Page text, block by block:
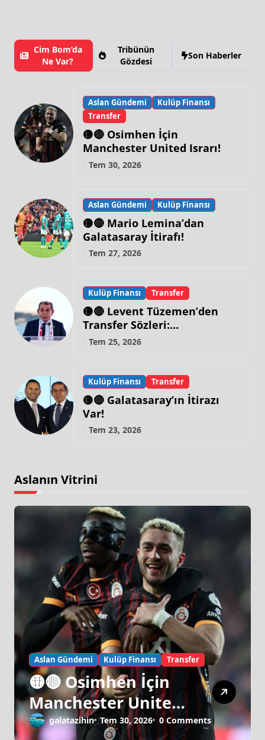
Cim Bom’da
Ne Var?
Tribünün
Gözdesi
Son Haberler
Aslan Gündemi
Kulüp Finansı
Transfer
🟡🔴 Osimhen İçin
Manchester United Israrı!
Tem 30, 2026
Aslan Gündemi Kulüp Finansı
🟡🔴 Mario Lemina’dan
Galatasaray İtirafı!
Tem 27, 2026
Kulüp Finansı Transfer
🟡🔴 Levent Tüzemen’den
Transfer Sözleri:
“Galatasaray’ın Zirve
Tem 25, 2026
Kulüp Finansı Transfer
🟡🔴 Galatasaray’ın İtirazı
Var!
Tem 23, 2026
Aslanın Vitrini
Aslan Gündemi Kulüp Finansı Transfer
🟡🔴 Osimhen İçin
Manchester United
Israrı!
galatazihin Tem 30, 2026 0 Comments